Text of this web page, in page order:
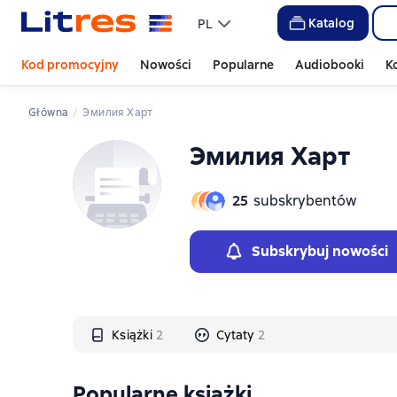
PL Katalog
Kod promocyjny Nowości Popularne Audiobooki
Główna Эмилия Харт
Эмилия Харт
25 subskrybentów
Subskrybuj nowości
Książki 2 Cytaty 2
Слайдер с книгами
Слайдер с книгами